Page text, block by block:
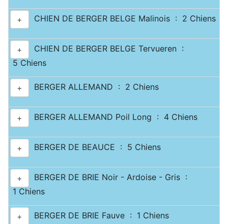
+ CHIEN DE BERGER BELGE Malinois : 2 Chiens
+
CHIEN DE BERGER BELGE Tervueren :
5 Chiens
+ BERGER ALLEMAND : 2 Chiens
+ BERGER ALLEMAND Poil Long : 4 Chiens
+ BERGER DE BEAUCE : 5 Chiens
+
BERGER DE BRIE Noir - Ardoise - Gris :
1 Chiens
+ BERGER DE BRIE Fauve : 1 Chiens